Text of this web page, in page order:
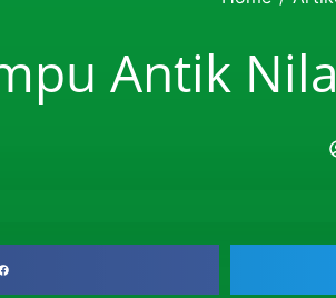
Antik